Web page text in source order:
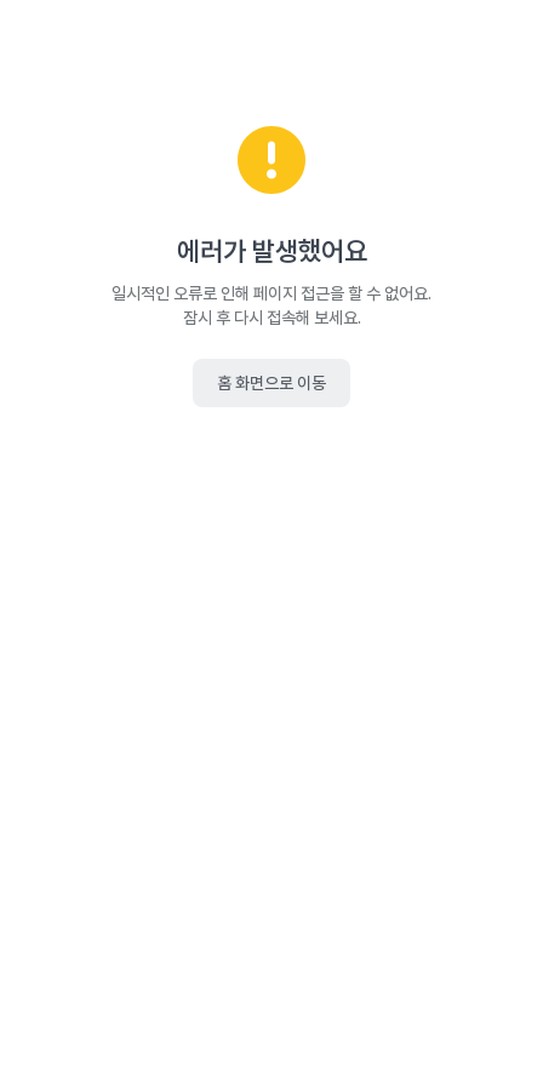
에러가 발생했어요
일시적인 오류로 인해 페이지 접근을 할 수 없어요.
잠시 후 다시 접속해 보세요.
홈 화면으로 이동